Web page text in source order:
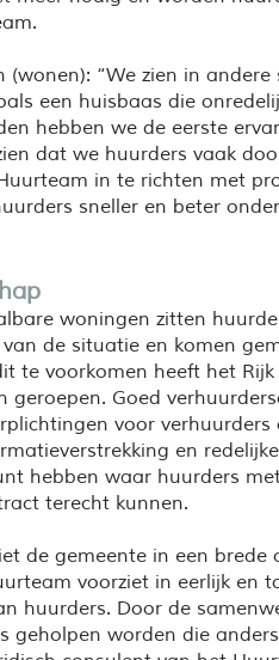
“We zien in
een huisbaas die
hebben we de eerste
dat we huurders vaak
in te richten met
sneller en beter
woningen zitten
de situatie en komen
te voorkomen heeft het Rijk
geroepen. Goed
voor
en
hebben waar huurders
terecht kunnen.
de gemeente in een
voorziet in eerlijk en
huurders. Door de
geholpen worden die